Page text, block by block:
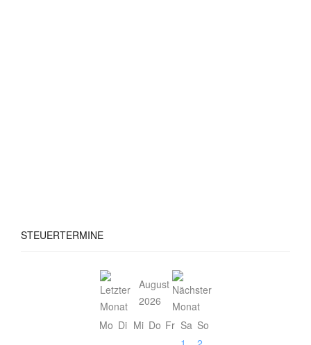
STEUERTERMINE
August
2026
Mo Di Mi Do Fr Sa So